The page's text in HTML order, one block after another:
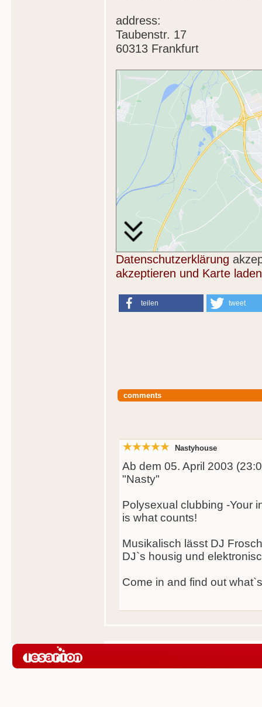
address:
Taubenstr. 17
60313 Frankfurt
Datenschutzerklärung
akzeptieren und Karte laden
teilen tweet
comments
Nastyhouse
Ab dem 05. April 2003
"Nasty"
Polysexual clubbing -Your
is what counts!
Musikalisch lässt DJ
DJ`s housig und
Come in and find out